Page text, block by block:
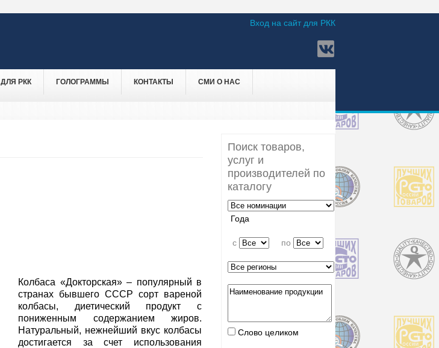
Вход на сайт для РКК
ДЛЯ РКК ГОЛОГРАММЫ КОНТАКТЫ СМИ О НАС
Колбаса «Докторская» – популярный в
странах бывшего СССР сорт вареной
колбасы, диетический продукт с
пониженным содержанием жиров.
Натуральный, нежнейший вкус колбасы
достигается за счет использования
Поиск товаров,
услуг и
производителей по
каталогу
Года
c по
Слово целиком